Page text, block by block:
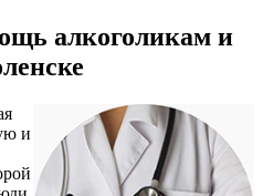
алкоголикам и
и